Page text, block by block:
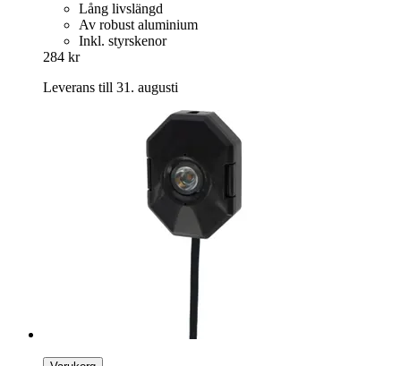
Lång livslängd
Av robust aluminium
Inkl. styrskenor
284 kr
Leverans till 31. augusti